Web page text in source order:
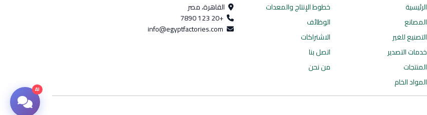
الرئيسية
المصانع
التصنيع للغير
خدمات التصدير
المنتجات
المواد الخام
خطوط الإنتاجوالمعدات
الوظائف
الاشتراكات
اتصل بنا
من نحن
القاهرة، مصر
+20 123 7890
AI